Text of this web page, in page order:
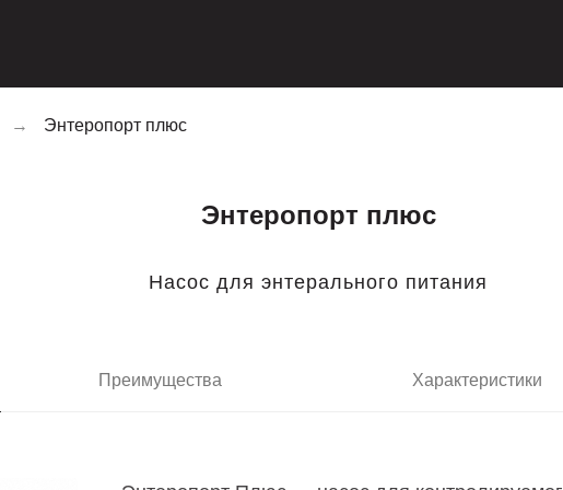
→ Энтеропорт плюс
Энтеропорт плюс
Насос для энтерального питания
Преимущества Характеристики